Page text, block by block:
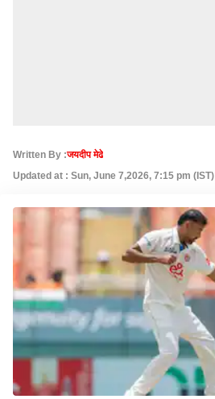
Written By :जयदीप मेढे
Updated at : Sun, June 7,2026, 7:15 pm (IST)